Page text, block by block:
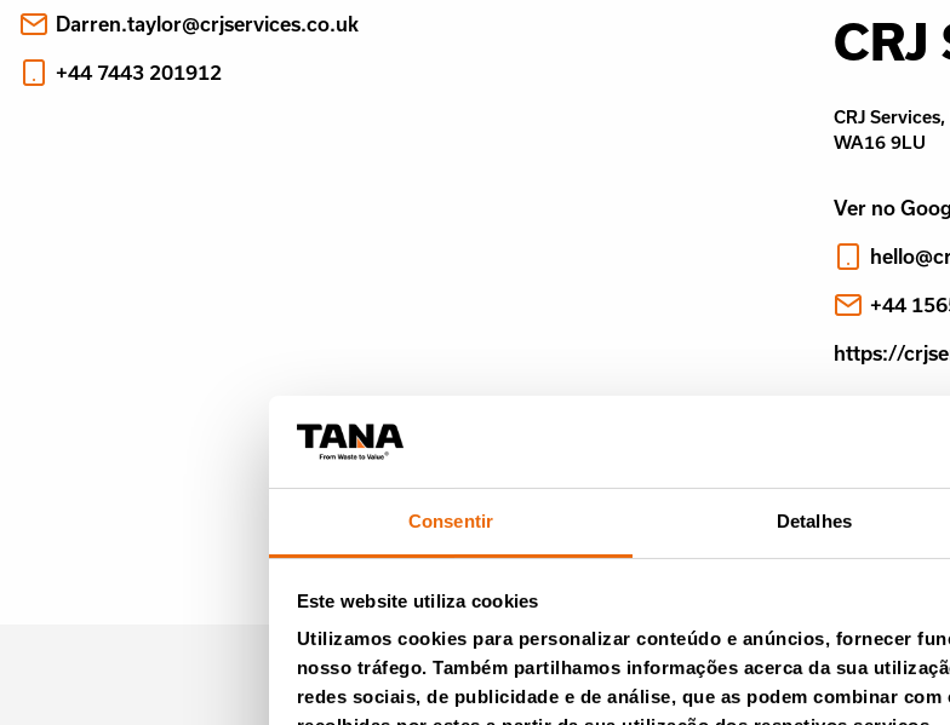
Consentir Detalhes
Este website utiliza cookies
Utilizamos cookies para personalizar conteúdo e anúncios, fornecer
nosso tráfego. Também partilhamos informações acerca da sua
redes sociais, de publicidade e de análise, que as podem combinar
Darren.taylor@crjservices.co.uk
+44 7443 201912
CRJ
CRJ
WA16 9LU
Ver no
+44
https://